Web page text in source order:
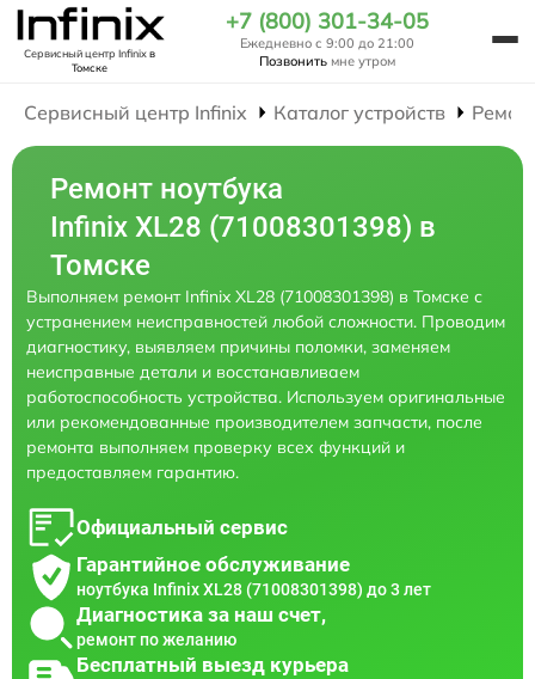
Сервисный центр Infinixв
Томске
+7 (800) 301-34-05
Ежедневно с 9:00 до 21:00
Позвонить мне утром
Сервисный центр Infinix Каталог устройств
Ремонт ноутбука
Infinix XL28 (71008301398) в
Томске
Выполняем ремонт Infinix XL28 (71008301398) в Томске с
устранением неисправностей любой сложности. Проводим
диагностику, выявляем причины поломки, заменяем
неисправные детали и восстанавливаем
работоспособность устройства. Используем оригинальные
или рекомендованные производителем запчасти, после
ремонта выполняем проверку всех функций и
предоставляем гарантию.
Официальный сервис
Гарантийное обслуживание
ноутбука Infinix XL28 (71008301398) до 3 лет
Диагностика за наш счет,
ремонт по желанию
Бесплатный выезд курьера